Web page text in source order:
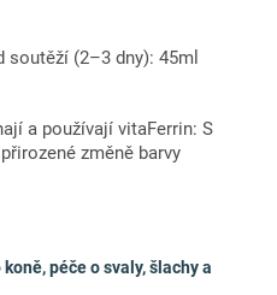
soutěží (2–3 dny): 45ml
a používají vitaFerrin: S
změně barvy
péče o svaly, šlachy a